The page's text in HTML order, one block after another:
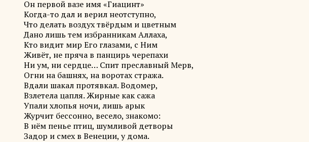
Он первой вазе имя «Гиацинт»
Когда-то дал и верил неотступно,
Что делать воздух твёрдым и цветным
Дано лишь тем избранникам Аллаха,
Кто видит мир Его глазами, с Ним
Живёт, не пряча в панцирь черепахи
Ни ум, ни сердце… Спит преславный Мерв,
Огни на башнях, на воротах стража.
Вдали шакал протявкал. Водомер,
Взлетела цапля. Жирные как сажа
Упали хлопья ночи, лишь арык
Журчит бессонно, весело, знакомо:
В нём пенье птиц, шумливой детворы
Задор и смех в Венеции, у дома.